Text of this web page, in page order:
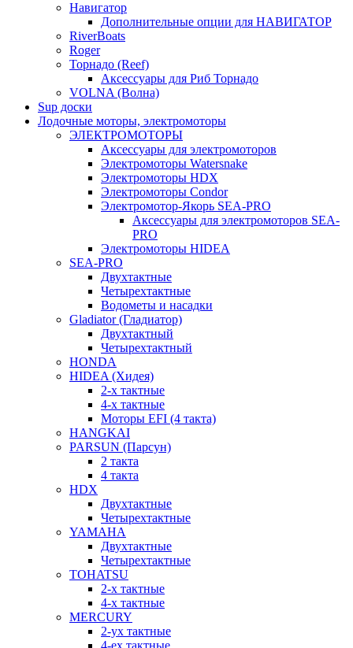
Навигатор
Дополнительные опции для НАВИГАТОР
RiverBoats
Roger
Торнадо (Reef)
Аксессуары для Риб Торнадо
VOLNA (Волна)
Sup доски
Лодочные моторы, электромоторы
ЭЛЕКТРОМОТОРЫ
Аксессуары для электромоторов
Электромоторы Watersnake
Электромоторы HDX
Электромоторы Condor
Электромотор-Якорь SEA-PRO
Аксессуары для электромоторов SEA-
PRO
Электромоторы HIDEA
SEA-PRO
Двухтактные
Четырехтактные
Водометы и насадки
Gladiator (Гладиатор)
Двухтактный
Четырехтактный
HONDA
HIDEA (Хидея)
2-х тактные
4-х тактные
Моторы EFI (4 такта)
HANGKAI
PARSUN (Парсун)
2 такта
4 такта
HDX
Двухтактные
Четырехтактные
YAMAHA
Двухтактные
Четырехтактные
TOHATSU
2-х тактные
4-х тактные
MERCURY
2-ух тактные
4-ех тактные